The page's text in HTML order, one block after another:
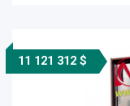
11 121 312 $